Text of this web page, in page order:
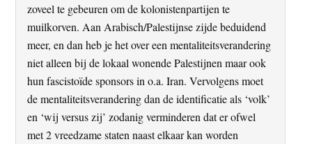
zoveel te gebeuren om de kolonistenpartijen te
muilkorven. Aan Arabisch/Palestijnse zijde beduidend
meer, en dan heb je het over een mentaliteitsverandering
niet alleen bij de lokaal wonende Palestijnen maar ook
hun fascistoïde sponsors in o.a. Iran. Vervolgens moet
de mentaliteitsverandering dan de identificatie als ‘volk’
en ‘wij versus zij’ zodanig verminderen dat er ofwel
met 2 vreedzame staten naast elkaar kan worden